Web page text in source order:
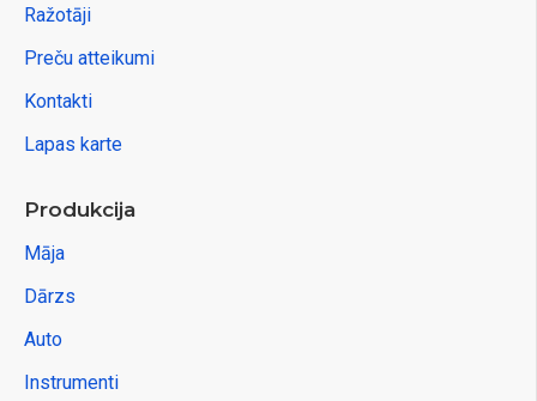
Ražotāji
Preču atteikumi
Kontakti
Lapas karte
Produkcija
Māja
Dārzs
Auto
Instrumenti